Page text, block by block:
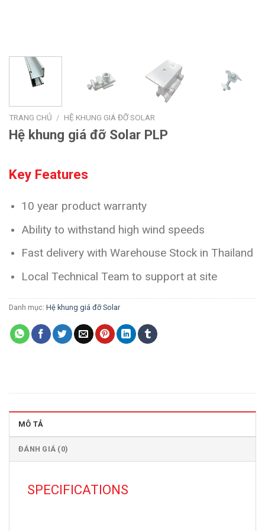
TRANG CHỦ / HỆ KHUNG GIÁ ĐỠ SOLAR
Hệ khung giá đỡ Solar PLP
Key Features
10 year product warranty
Ability to withstand high wind speeds
Fast delivery with Warehouse Stock in Thailand
Local Technical Team to support at site
Danh mục: Hệ khung giá đỡ Solar
MÔ TẢ
ĐÁNH GIÁ (0)
SPECIFICATIONS